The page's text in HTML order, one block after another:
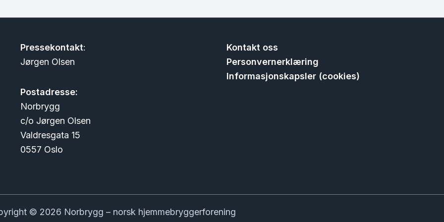
Pressekontakt:
Jørgen Olsen
Postadresse:
Norbrygg
c/o Jørgen Olsen
Valdresgata 15
0557 Oslo
Kontakt oss
Personvernerklæring
Informasjonskapsler (cookies)
© 2026 Norbrygg – norsk hjemmebryggerforening